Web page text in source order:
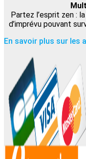
Partez l’esprit zen :
d’imprévu pouvant
En savoir plus sur les